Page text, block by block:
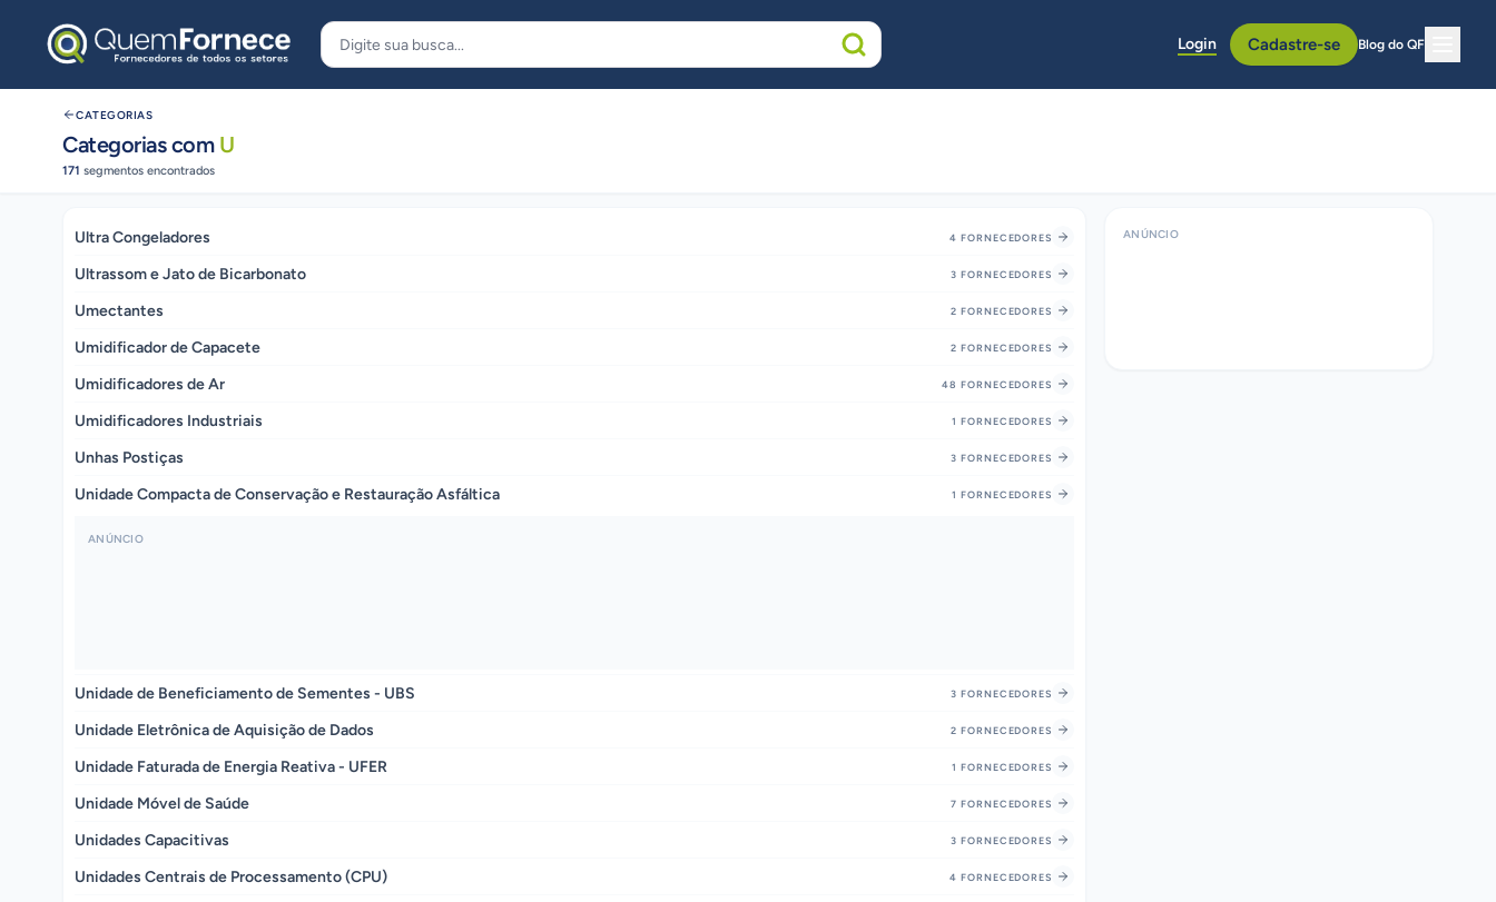
Login Cadastre-se Blog do QF
CATEGORIAS
Categorias com U
171 segmentos encontrados
Ultra Congeladores 4 FORNECEDORES
Ultrassom e Jato de Bicarbonato 3 FORNECEDORES
Umectantes 2 FORNECEDORES
Umidificador de Capacete 2 FORNECEDORES
Umidificadores de Ar 48 FORNECEDORES
Umidificadores Industriais 1 FORNECEDORES
Unhas Postiças 3 FORNECEDORES
Unidade Compacta de Conservação e Restauração Asfáltica 1 FORNECEDORES
ANÚNCIO
Unidade de Beneficiamento de Sementes - UBS 3 FORNECEDORES
Unidade Eletrônica de Aquisição de Dados 2 FORNECEDORES
Unidade Faturada de Energia Reativa - UFER 1 FORNECEDORES
Unidade Móvel de Saúde 7 FORNECEDORES
Unidades Capacitivas 3 FORNECEDORES
Unidades Centrais de Processamento (CPU) 4 FORNECEDORES
ANÚNCIO